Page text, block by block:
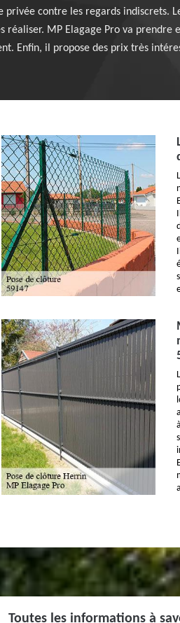
contre les regards indiscrets.
MP Elagage Pro va prendre
Enfin, il propose des prix très
Toutes les informations à